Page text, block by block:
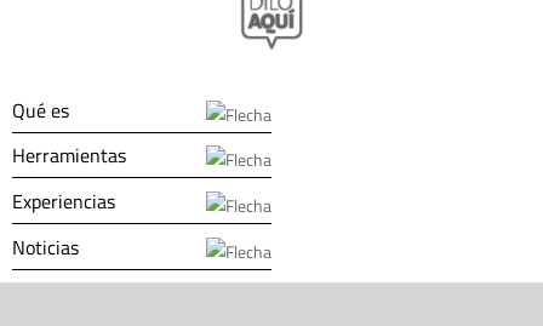
Qué es
Herramientas
Experiencias
Noticias